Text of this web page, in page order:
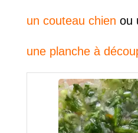
un couteau chien ou
une planche à